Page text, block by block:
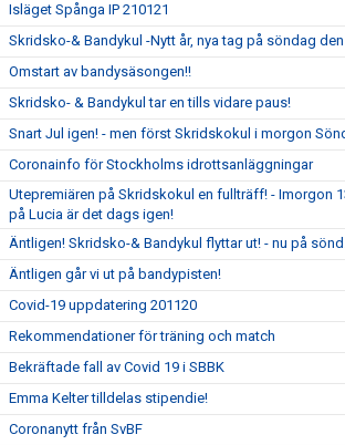
Isläget Spånga IP 210121
Skridsko-& Bandykul -Nytt år, nya tag på söndag den
Omstart av bandysäsongen!!
Skridsko- & Bandykul tar en tills vidare paus!
Snart Jul igen! - men först Skridskokul i morgon
Coronainfo för Stockholms idrottsanläggningar
Utepremiären på Skridskokul en fullträff! - Imorgon
på Lucia är det dags igen!
Äntligen! Skridsko-& Bandykul flyttar ut! - nu på
Äntligen går vi ut på bandypisten!
Covid-19 uppdatering 201120
Rekommendationer för träning och match
Bekräftade fall av Covid 19 i SBBK
Emma Kelter tilldelas stipendie!
Coronanytt från SvBF